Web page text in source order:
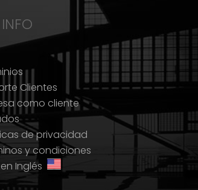
Clientes
como cliente
de privacidad
y condiciones
Inglés